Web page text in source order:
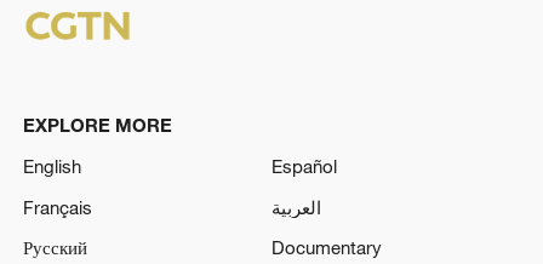
EXPLORE MORE
English
Español
Français
العربية
Русский
Documentary